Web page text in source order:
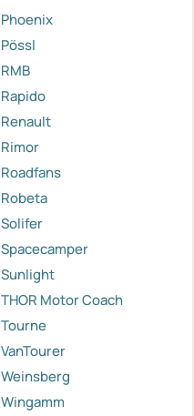
Phoenix
Pössl
RMB
Rapido
Renault
Rimor
Roadfans
Robeta
Solifer
Spacecamper
Sunlight
THOR Motor Coach
Tourne
VanTourer
Weinsberg
Wingamm